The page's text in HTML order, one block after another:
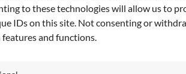
to these technologies will allow us to
IDs on this site. Not consenting or
and functions.
och publicera era videor